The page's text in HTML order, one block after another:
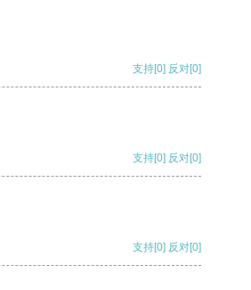
支持[0] 反对[0]
支持[0] 反对[0]
支持[0] 反对[0]